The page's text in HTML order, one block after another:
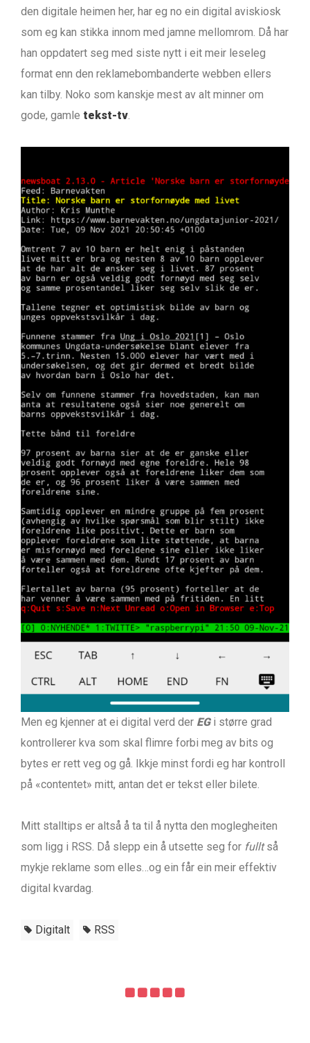
den digitale heimen her, har eg no ein digital aviskiosk
som eg kan stikka innom med jamne mellomrom. Då har
han oppdatert seg med siste nytt i eit meir leseleg
format enn den reklamebombanderte webben ellers
kan tilby. Noko som kanskje mest av alt minner om
gode, gamle tekst-tv.
Men eg kjenner at ei digital verd der EG i større grad
kontrollerer kva som skal flimre forbi meg av bits og
bytes er rett veg og gå. Ikkje minst fordi eg har kontroll
på «contentet» mitt, antan det er tekst eller bilete.
Mitt stalltips er altså å ta til å nytta den moglegheiten
som ligg i RSS. Då slepp ein å utsette seg for fulltså
mykje reklame som elles…og ein får ein meir effektiv
digital kvardag.
Digitalt RSS